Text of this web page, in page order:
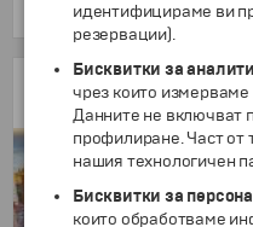
499 €/975.96 лв.
Уикенд в Андалусия
3 нощувки в хотел 4*, на
идентифицираме ви
резервации).
Бисквитки за
чрез които измерваме
Данните не включват
профилиране. Част от
нашия технологичен
Бисквитки за
които обработваме